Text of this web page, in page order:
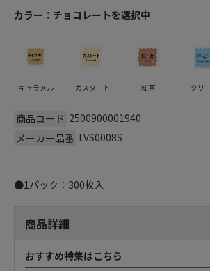
カラー： チョコレートを選択中
キャラメル カスタート 紅茶 クリ
商品コード 2500900001940
メーカー品番 LVS0008S
●1パック：300枚入
商品詳細
おすすめ特集はこちら